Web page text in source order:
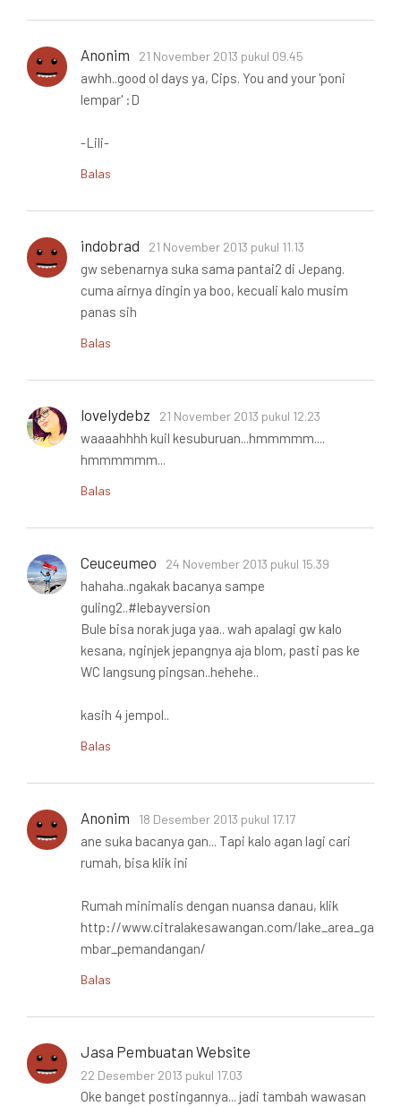
Anonim 21 November 2013 pukul 09.45
awhh..good ol days ya, Cips. You and your 'poni
lempar' :D
-Lili-
Balas
indobrad 21 November 2013 pukul 11.13
gw sebenarnya suka sama pantai2 di Jepang.
cuma airnya dingin ya boo, kecuali kalo musim
panas sih
Balas
lovelydebz 21 November 2013 pukul 12.23
waaaahhhh kuil kesuburuan...hmmmmm....
hmmmmmm...
Balas
Ceuceumeo 24 November 2013 pukul 15.39
hahaha..ngakak bacanya sampe
guling2..#lebayversion
Bule bisa norak juga yaa.. wah apalagi gw kalo
kesana, nginjek jepangnya aja blom, pasti pas ke
WC langsung pingsan..hehehe..
kasih 4 jempol..
Balas
Anonim 18 Desember 2013 pukul 17.17
ane suka bacanya gan... Tapi kalo agan lagi cari
rumah, bisa klik ini
Rumah minimalis dengan nuansa danau, klik
http://www.citralakesawangan.com/lake_area_ga
mbar_pemandangan/
Balas
Jasa Pembuatan Website
22 Desember 2013 pukul 17.03
Oke banget postingannya... jadi tambah wawasan